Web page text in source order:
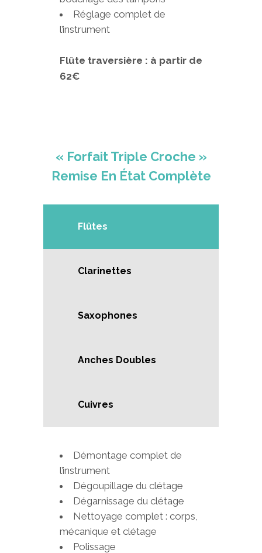
Réglage complet de
l’instrument
Flûte traversière : à partir de
62€
« Forfait Triple Croche »
Remise En État Complète
Flûtes
Clarinettes
Saxophones
Anches Doubles
Cuivres
Démontage complet de
l’instrument
Dégoupillage du clétage
Dégarnissage du clétage
Nettoyage complet : corps,
mécanique et clétage
Polissage